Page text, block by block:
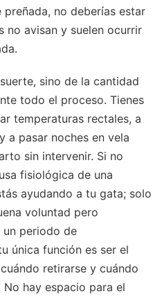
no deberías estar
no avisan y suelen ocurrir
sino de la cantidad
todo el proceso. Tienes
temperaturas rectales, a
a pasar noches en vela
sin intervenir. Si no
fisiológica de una
ayudando a tu gata; solo
voluntad pero
un periodo de
única función es ser el
retirarse y cuándo
hay espacio para el